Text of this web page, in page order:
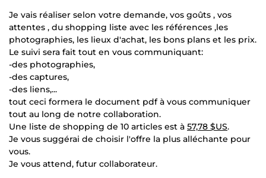
Je vais réaliser selon votre demande, vos goûts , vos
attentes , du shopping liste avec les références ,les
photographies, les lieux d'achat, les bons plans et les prix.
Le suivi sera fait tout en vous communiquant:
-des photographies,
-des captures,
-des liens,...
tout ceci formera le document pdf à vous communiquer
tout au long de notre collaboration.
Une liste de shopping de 10 articles est à 57,78 $US.
Je vous suggérai de choisir l'offre la plus alléchante pour
vous.
Je vous attend, futur collaborateur.